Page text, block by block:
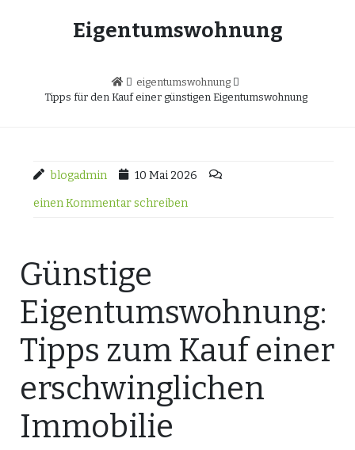
Eigentumswohnung
eigentumswohnung
Tipps für den Kauf einer günstigen Eigentumswohnung
blogadmin 10 Mai 2026
einen Kommentar schreiben
Günstige
Eigentumswohnung:
Tipps zum Kauf einer
erschwinglichen
Immobilie